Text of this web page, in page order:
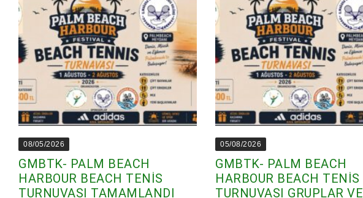
08/05/2026
GMBTK- PALM BEACH
HARBOUR BEACH TENİS
TURNUVASI TAMAMLANDI
05/08/2026
GMBTK- PALM BEACH
HARBOUR BEACH TENİS
TURNUVASI GRUPLAR VE